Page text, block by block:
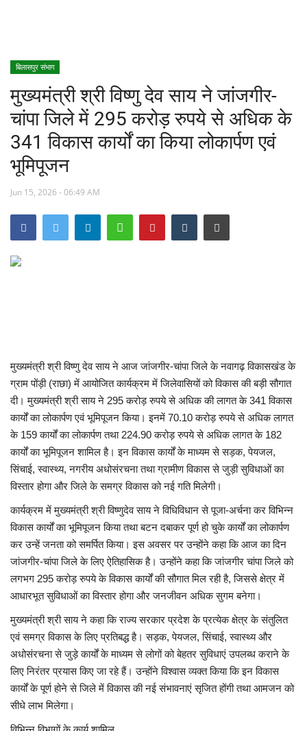
स्वास्थ्य
मनोरंजन
शिक्षा
Language
English hindi
बिलासपुर संभाग
मुख्यमंत्री श्री विष्णु देव साय ने जांजगीर-
चांपा जिले में 295 करोड़ रुपये से अधिक के
341 विकास कार्यों का किया लोकार्पण एवं
भूमिपूजन
Jun 15, 2026 - 06:49 AM
मुख्यमंत्री श्री विष्णु देव साय ने आज जांजगीर-चांपा जिले के नवागढ़ विकासखंड के
ग्राम पोंड़ी (राछा) में आयोजित कार्यक्रम में जिलेवासियों को विकास की बड़ी सौगात
दी। मुख्यमंत्री श्री साय ने 295 करोड़ रुपये से अधिक की लागत के 341 विकास
कार्यों का लोकार्पण एवं भूमिपूजन किया। इनमें 70.10 करोड़ रुपये से अधिक लागत
के 159 कार्यों का लोकार्पण तथा 224.90 करोड़ रुपये से अधिक लागत के 182
कार्यों का भूमिपूजन शामिल है। इन विकास कार्यों के माध्यम से सड़क, पेयजल,
सिंचाई, स्वास्थ्य, नगरीय अधोसंरचना तथा ग्रामीण विकास से जुड़ी सुविधाओं का
विस्तार होगा और जिले के समग्र विकास को नई गति मिलेगी।
कार्यक्रम में मुख्यमंत्री श्री विष्णुदेव साय ने विधिविधान से पूजा-अर्चना कर विभिन्न
विकास कार्यों का भूमिपूजन किया तथा बटन दबाकर पूर्ण हो चुके कार्यों का लोकार्पण
कर उन्हें जनता को समर्पित किया। इस अवसर पर उन्होंने कहा कि आज का दिन
जांजगीर-चांपा जिले के लिए ऐतिहासिक है। उन्होंने कहा कि जांजगीर चांपा जिले को
लगभग 295 करोड़ रुपये के विकास कार्यों की सौगात मिल रही है, जिससे क्षेत्र में
आधारभूत सुविधाओं का विस्तार होगा और जनजीवन अधिक सुगम बनेगा।
मुख्यमंत्री श्री साय ने कहा कि राज्य सरकार प्रदेश के प्रत्येक क्षेत्र के संतुलित
एवं समग्र विकास के लिए प्रतिबद्ध है। सड़क, पेयजल, सिंचाई, स्वास्थ्य और
अधोसंरचना से जुड़े कार्यों के माध्यम से लोगों को बेहतर सुविधाएं उपलब्ध कराने के
लिए निरंतर प्रयास किए जा रहे हैं। उन्होंने विश्वास व्यक्त किया कि इन विकास
कार्यों के पूर्ण होने से जिले में विकास की नई संभावनाएं सृजित होंगी तथा आमजन को
सीधे लाभ मिलेगा।